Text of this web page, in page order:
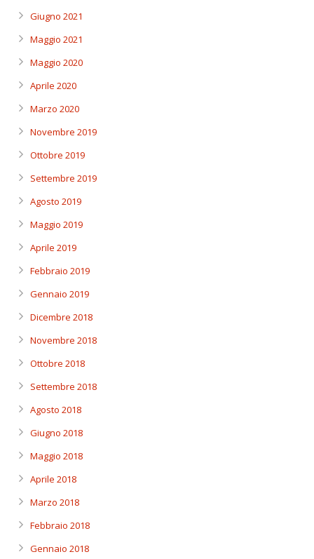
Giugno 2021
Maggio 2021
Maggio 2020
Aprile 2020
Marzo 2020
Novembre 2019
Ottobre 2019
Settembre 2019
Agosto 2019
Maggio 2019
Aprile 2019
Febbraio 2019
Gennaio 2019
Dicembre 2018
Novembre 2018
Ottobre 2018
Settembre 2018
Agosto 2018
Giugno 2018
Maggio 2018
Aprile 2018
Marzo 2018
Febbraio 2018
Gennaio 2018